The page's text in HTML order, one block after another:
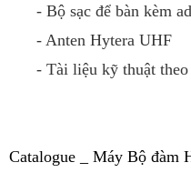
- Bộ sạc để bàn kèm
- Anten Hytera UHF
- Tài liệu kỹ thuật theo
Catalogue _ Máy Bộ đàm